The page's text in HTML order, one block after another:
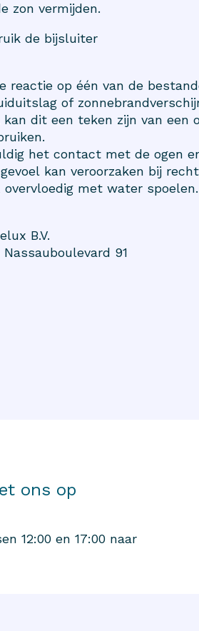
zon vermijden.
de bijsluiter
reactie op één van de
of
kan dit een teken zijn van
het contact met de ogen
kan veroorzaken bij
met water spoelen.
B.V.
91
ons op
12:00 en 17:00 naar